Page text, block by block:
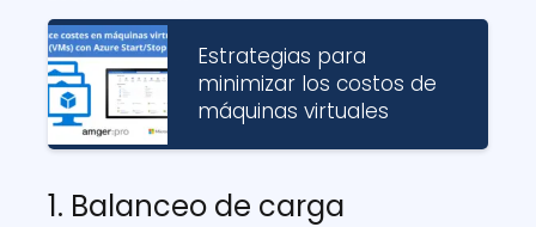
Estrategias para
minimizar los costos de
máquinas virtuales
1. Balanceo de carga